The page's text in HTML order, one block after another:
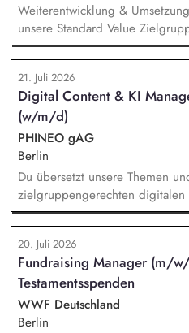
Weiterentwicklung &
unsere Standard Value
postalischen Mailing-
und Spendenaufrufe sowie der
unserer Donor Journeys. Ko-
Print Kommunikation in enger
Brand, Content &
Content/Texten für andere
21. Juli 2026
Digital Content & KI
(w/m/d)
PHINEO gAG
Berlin
Du übersetzt unsere Themen
zielgruppengerechten
systematisches Performance-
Seiten und Mailings im Blick
strategische*r
Plattformfragen und den
technische und operative
Webseiten-Landschaft und
Weiterentwicklung von HubSpot.
20. Juli 2026
Fundraising Manager (m/
Testamentsspenden
WWF Deutschland
Berlin